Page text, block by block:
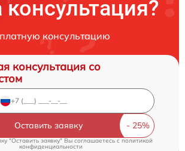
консультацию
консультация со
Оставить заявку
"Оставить заявку" Вы соглашаетесь cполитикой
конфиденциальности